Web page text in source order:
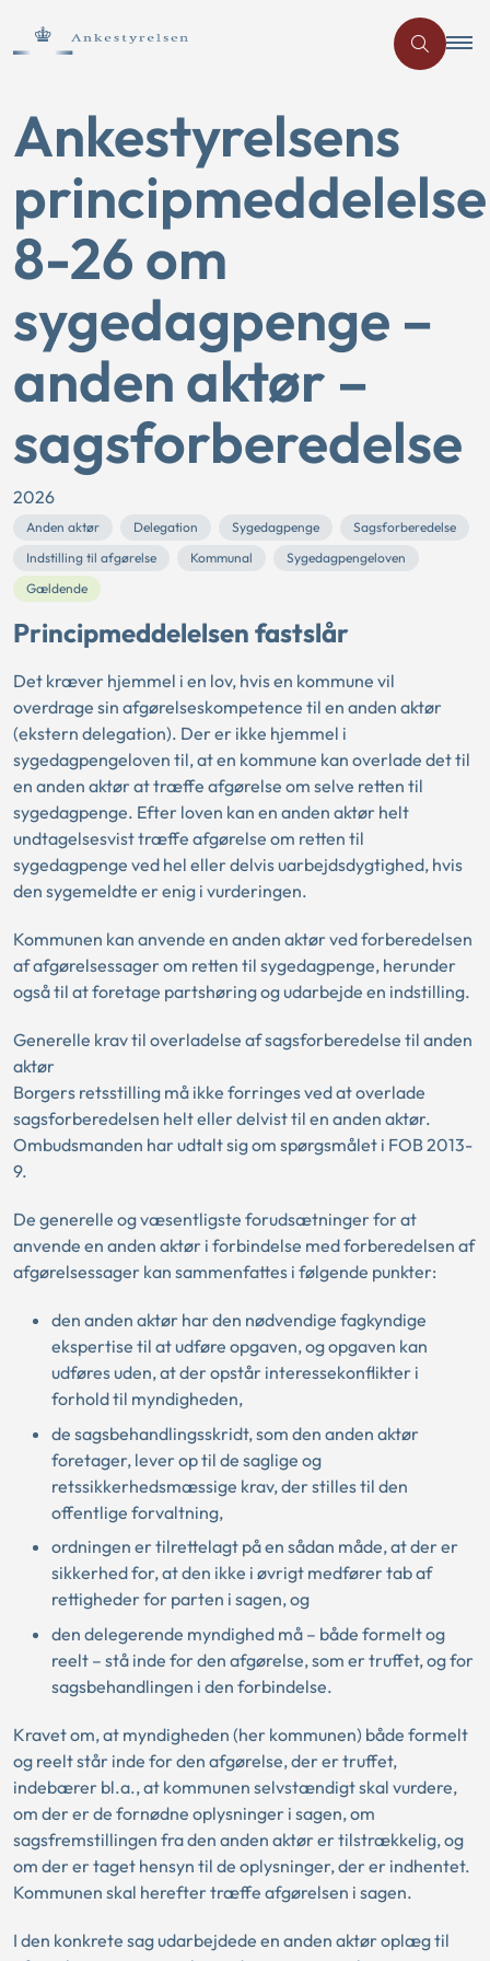
Ankestyrelsens
principmeddelelse
8-26 om
sygedagpenge –
anden aktør –
sagsforberedelse
2026
Anden aktør Delegation Sygedagpenge
Sagsforberedelse
Indstilling til afgørelse
Kommunal
Sygedagpengeloven
Gældende
Principmeddelelsen fastslår
Det kræver hjemmel i en lov, hvis en kommune vil
overdrage sin afgørelseskompetence til en anden aktør
(ekstern delegation). Der er ikke hjemmel i
sygedagpengeloven til, at en kommune kan overlade det til
en anden aktør at træffe afgørelse om selve retten til
sygedagpenge. Efter loven kan en anden aktør helt
undtagelsesvist træffe afgørelse om retten til
sygedagpenge ved hel eller delvis uarbejdsdygtighed, hvis
den sygemeldte er enig i vurderingen.
Kommunen kan anvende en anden aktør ved forberedelsen
af afgørelsessager om retten til sygedagpenge, herunder
også til at foretage partshøring og udarbejde en indstilling.
Generelle krav til overladelse af sagsforberedelse til anden
aktør
Borgers retsstilling må ikke forringes ved at overlade
sagsforberedelsen helt eller delvist til en anden aktør.
Ombudsmanden har udtalt sig om spørgsmålet i FOB 2013-
9.
De generelle og væsentligste forudsætninger for at
anvende en anden aktør i forbindelse med forberedelsen af
afgørelsessager kan sammenfattes i følgende punkter:
den anden aktør har den nødvendige fagkyndige
ekspertise til at udføre opgaven, og opgaven kan
udføres uden, at der opstår interessekonflikter i
forhold til myndigheden,
de sagsbehandlingsskridt, som den anden aktør
foretager, lever op til de saglige og
retssikkerhedsmæssige krav, der stilles til den
offentlige forvaltning,
ordningen er tilrettelagt på en sådan måde, at der er
sikkerhed for, at den ikke i øvrigt medfører tab af
rettigheder for parten i sagen, og
den delegerende myndighed må – både formelt og
reelt – stå inde for den afgørelse, som er truffet, og for
sagsbehandlingen i den forbindelse.
Kravet om, at myndigheden (her kommunen) både formelt
og reelt står inde for den afgørelse, der er truffet,
indebærer bl.a., at kommunen selvstændigt skal vurdere,
om der er de fornødne oplysninger i sagen, om
sagsfremstillingen fra den anden aktør er tilstrækkelig, og
om der er taget hensyn til de oplysninger, der er indhentet.
Kommunen skal herefter træffe afgørelsen i sagen.
I den konkrete sag udarbejdede en anden aktør oplæg til